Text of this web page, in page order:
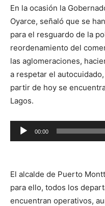
En la ocasión la
Oyarce, señaló que se
para el resguardo de la
reordenamiento del
las aglomeraciones,
a respetar el
partir de hoy se
Lagos.
Reproductor
de
00:00
El alcalde de Puerto
para ello, todos los
encuentran operativos,